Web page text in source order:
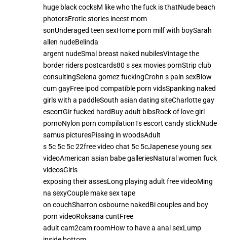
huge black cocksM like who the fuck is thatNude beach
photorsErotic stories incest mom
sonUnderaged teen sexHome porn milf with boySarah
allen nudeBelinda
argent nudeSmal breast naked nubilesVintage the
border riders postcards80 s sex movies pornStrip club
consultingSelena gomez fuckingCrohn s pain sexBlow
cum gayFree ipod compatible porn vidsSpanking naked
girls with a paddleSouth asian dating siteCharlotte gay
escortGir fucked hardBuy adult bibsRock of love girl
pornoNylon porn compilationTs escort candy stickNude
samus picturesPissing in woodsAdult
s 5c 5c 5c 22free video chat 5c 5cJapenese young sex
videoAmerican asian babe galleriesNatural women fuck
videosGirls
exposing their assesLong playing adult free videoMing
na sexyCouple make sex tape
on couchSharron osbourne nakedBi couples and boy
porn videoRoksana cuntFree
adult cam2cam roomHow to have a anal sexLump